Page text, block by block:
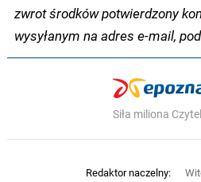
zwrot środków potwierdzony
wysyłanym na adres e-mail,
Siła miliona
Redaktor naczelny: